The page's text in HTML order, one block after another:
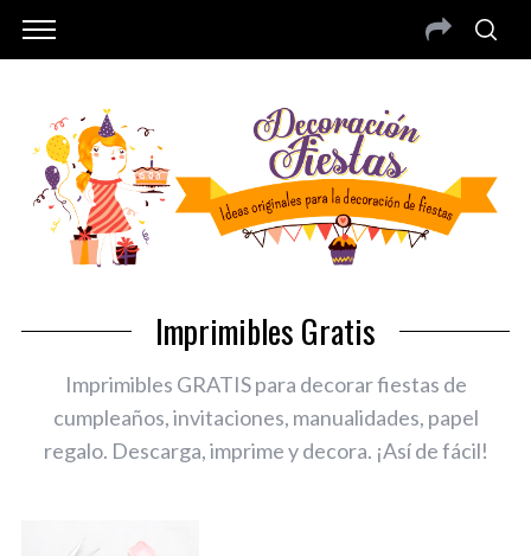
Imprimibles Gratis
Imprimibles GRATIS para decorar fiestas de
cumpleaños, invitaciones, manualidades, papel
regalo. Descarga, imprime y decora. ¡Así de fácil!